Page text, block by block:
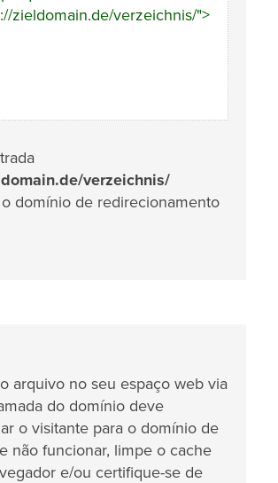
zieldomain.de/verzeichnis/">
verzeichnis/
domínio de redirecionamento
arquivo no seu espaço web via
do domínio deve
o visitante para o domínio de
não funcionar, limpe o cache
e/ou certifique-se de